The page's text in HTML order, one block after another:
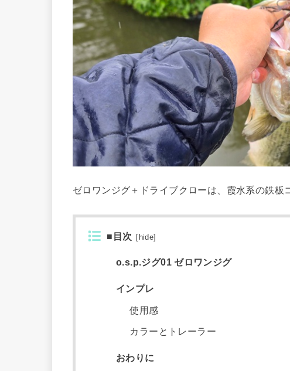
ゼロワンジグ＋ドライブクローは、霞水系の鉄板
■目次 [ hide]
o.s.p.ジグ01 ゼロワンジグ
インプレ
使用感
カラーとトレーラー
おわりに